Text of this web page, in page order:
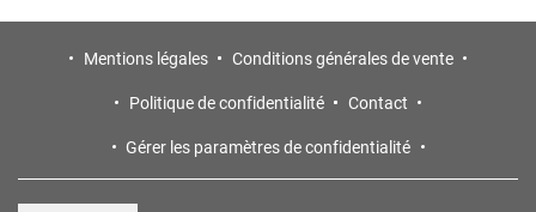
Mentions légales
Conditions générales de vente
Politique de confidentialité
Contact
Gérer les paramètres de confidentialité